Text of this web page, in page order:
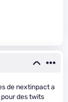
de nextinpact a
pour des twits